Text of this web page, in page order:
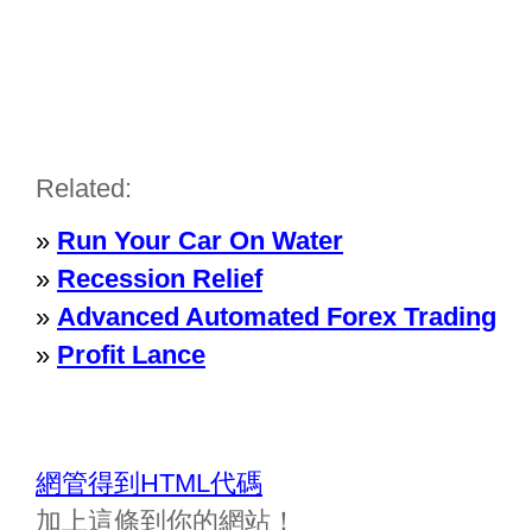
Related:
» Run Your Car On Water
» Recession Relief
» Advanced Automated Forex Trading
» Profit Lance
網管得到HTML代碼
加上這條到你的網站！